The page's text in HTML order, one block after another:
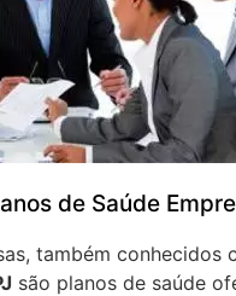
de Saúde
também conhecidos
são planos de saúde